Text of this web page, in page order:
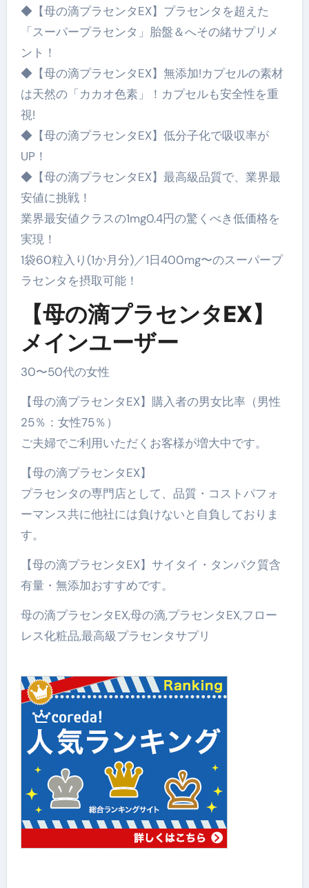
◆【母の滴プラセンタEX】プラセンタを超えた
「スーパープラセンタ」胎盤＆へその緒サプリメ
ント！
◆【母の滴プラセンタEX】無添加!カプセルの素材
は天然の「カカオ色素」！カプセルも安全性を重
視!
◆【母の滴プラセンタEX】低分子化で吸収率が
UP！
◆【母の滴プラセンタEX】最高級品質で、業界最
安値に挑戦！
業界最安値クラスの1mg0.4円の驚くべき低価格を
実現！
1袋60粒入り(1か月分)／1日400mg〜のスーパープ
ラセンタを摂取可能！
【母の滴プラセンタEX】
メインユーザー
30〜50代の女性
【母の滴プラセンタEX】購入者の男女比率（男性
25％：女性75％）
ご夫婦でご利用いただくお客様が増大中です。
【母の滴プラセンタEX】
プラセンタの専門店として、品質・コストパフォ
ーマンス共に他社には負けないと自負しておりま
す。
【母の滴プラセンタEX】サイタイ・タンパク質含
有量・無添加おすすめです。
母の滴プラセンタEX,母の滴,プラセンタEX,フロー
レス化粧品,最高級プラセンタサプリ